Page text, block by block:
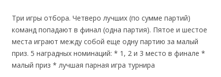
Три игры отбора. Четверо лучших (по сумме партий)
команд попадают в финал (одна партия). Пятое и шестое
места играют между собой еще одну партию за малый
приз. 5 наградных номинаций: * 1, 2 и 3 место в финале *
малый приз * лучшая парная игра турнира